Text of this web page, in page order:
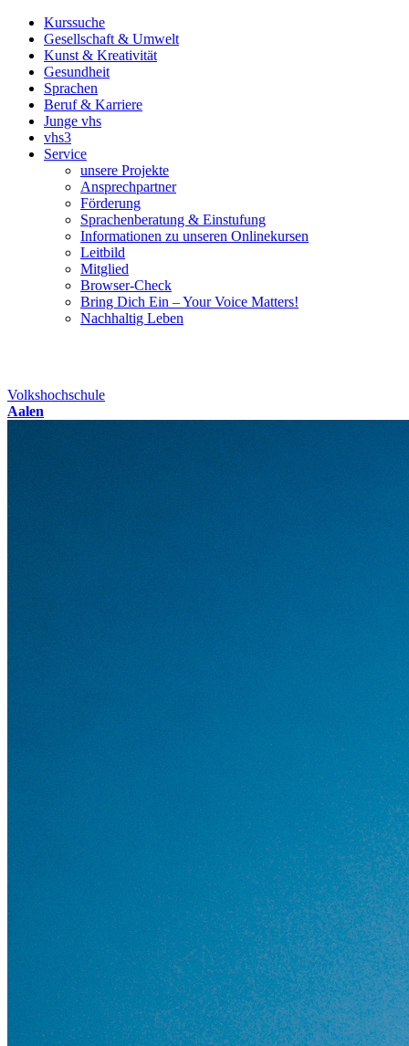
Kurssuche
Gesellschaft & Umwelt
Kunst & Kreativität
Gesundheit
Sprachen
Beruf & Karriere
Junge vhs
vhs3
Service
unsere Projekte
Ansprechpartner
Förderung
Sprachenberatung & Einstufung
Informationen zu unseren Onlinekursen
Leitbild
Mitglied
Browser-Check
Bring Dich Ein – Your Voice Matters!
Nachhaltig Leben
Volkshochschule
Aalen